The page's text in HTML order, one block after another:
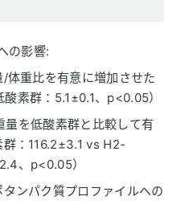
の影響:
体重比を有意に増加させた
酸素群：5.1±0.1、p<0.05）
を低酸素群と比較して有
群：116.2±3.1 vs H2-
、p<0.05）
ンパク質プロファイルへの